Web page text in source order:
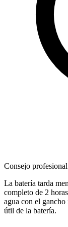
Consejo profesional
La batería tarda
completo de 2
agua con el
útil de la batería.